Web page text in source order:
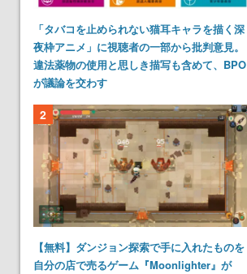
「タバコを止められない猫耳キャラを描く深
夜枠アニメ」に視聴者の一部から批判意見。
違法薬物の使用と思しき描写も含めて、BPO
が議論を交わす
2
【無料】ダンジョン探索で手に入れたものを
自分の店で売るゲーム『Moonlighter』が